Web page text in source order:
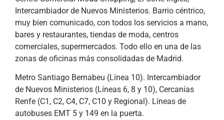
Intercambiador de Nuevos Ministerios. Barrio céntrico,
muy bien comunicado, con todos los servicios a mano,
bares y restaurantes, tiendas de moda, centros
comerciales, supermercados. Todo ello en una de las
zonas de oficinas más consolidadas de Madrid.
Metro Santiago Bernabeu (Línea 10). Intercambiador
de Nuevos Ministerios (Líneas 6, 8 y 10), Cercanías
Renfe (C1, C2, C4, C7, C10 y Regional). Líneas de
autobuses EMT 5 y 149 en la puerta.